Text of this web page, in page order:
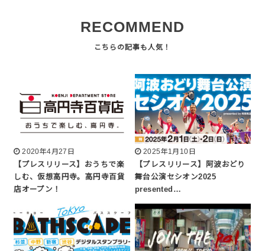
RECOMMEND
2020年4月27日
【プレスリリース】おうちで楽
しむ、仮想高円寺。高円寺百貨
店オープン！
2025年1月10日
【プレスリリース】阿波おどり
舞台公演セシオン2025
presented…